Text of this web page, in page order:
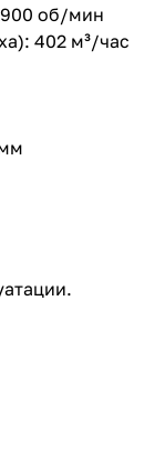
об/мин
402 м³/час